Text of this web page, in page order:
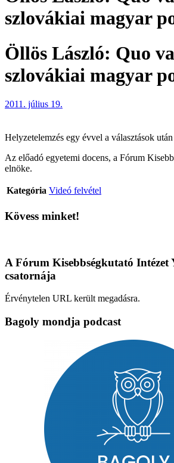
szlovákiai magyar
Öllös László: Quo
szlovákiai magyar
2011. július 19.
Helyzetelemzés egy évvel a választások után
Az előadó egyetemi docens, a Fórum
elnöke.
Kategória Videó felvétel
Kövess minket!
A Fórum Kisebbségkutató Intézet
csatornája
Érvénytelen URL került megadásra.
Bagoly mondja podcast